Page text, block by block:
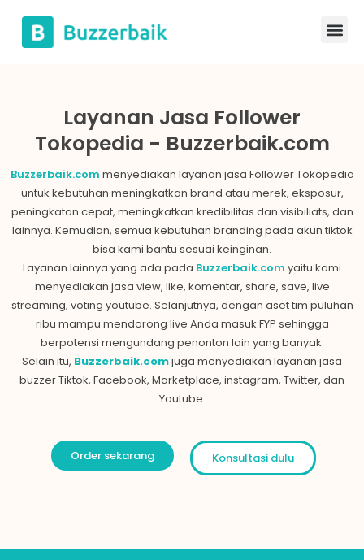
Layanan Jasa Follower
Tokopedia - Buzzerbaik.com
Buzzerbaik.com menyediakan layanan jasa Follower Tokopedia
untuk kebutuhan meningkatkan brand atau merek, eksposur,
peningkatan cepat, meningkatkan kredibilitas dan visibiliats, dan
lainnya. Kemudian, semua kebutuhan branding pada akun tiktok
bisa kami bantu sesuai keinginan.
Layanan lainnya yang ada pada Buzzerbaik.com yaitu kami
menyediakan jasa view, like, komentar, share, save, live
streaming, voting youtube. Selanjutnya, dengan aset tim puluhan
ribu mampu mendorong live Anda masuk FYP sehingga
berpotensi mengundang penonton lain yang banyak.
Selain itu, Buzzerbaik.comjuga menyediakan layanan jasa
buzzer Tiktok, Facebook, Marketplace, instagram, Twitter, dan
Youtube.
Order sekarang Konsultasi dulu